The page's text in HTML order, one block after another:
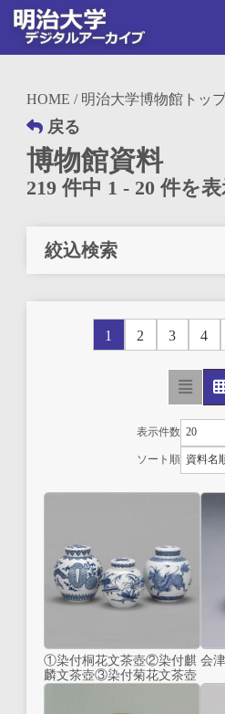
HOME / 明治大学博物館トッ
戻る
博物館資料
219 件中 1 - 20 件を
絞込検索
1 2 3 4
表示件数
ソート順
①染付桐花文茶壺②染付麒
麟文茶壺③染付菊花文茶壺
会